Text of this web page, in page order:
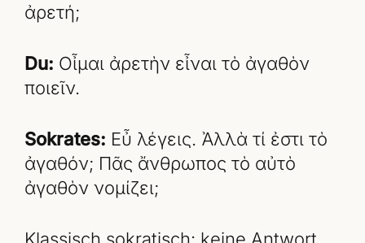
ἀρετή;
Du: Οἶμαι ἀρετὴν εἶναι τὸ ἀγαθὸν
ποιεῖν.
Sokrates: Εὖ λέγεις. Ἀλλὰ τί ἐστι τὸ
ἀγαθόν; Πᾶς ἄνθρωπος τὸ αὐτὸ
ἀγαθὸν νομίζει;